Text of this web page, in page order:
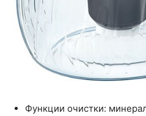
Функции очистки: